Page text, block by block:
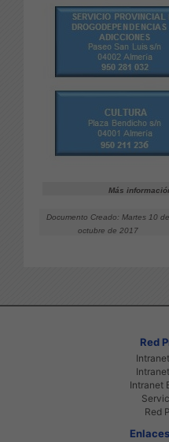
Más
Documento Creado: Martes 10 de
octubre de 2017
Red
Intranet
Red